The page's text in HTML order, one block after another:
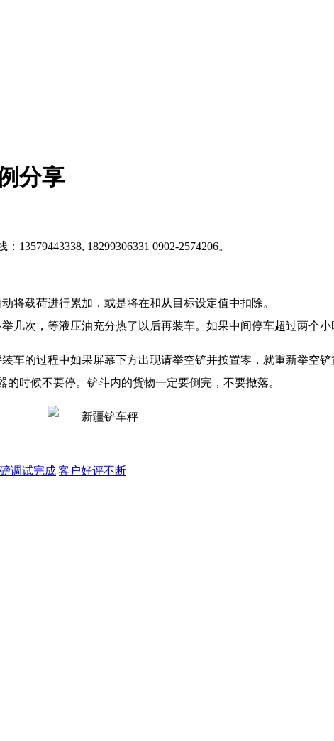
分享
13579443338, 18299306331 0902-2574206。
将载荷进行累加，或是将在和从目标设定值中扣除。
几次，等液压油充分热了以后再装车。如果中间停车超过两个小
车的过程中如果屏幕下方出现请举空铲并按置零，就重新举空
时候不要停。铲斗内的货物一定要倒完，不要撒落。
调试完成|客户好评不断